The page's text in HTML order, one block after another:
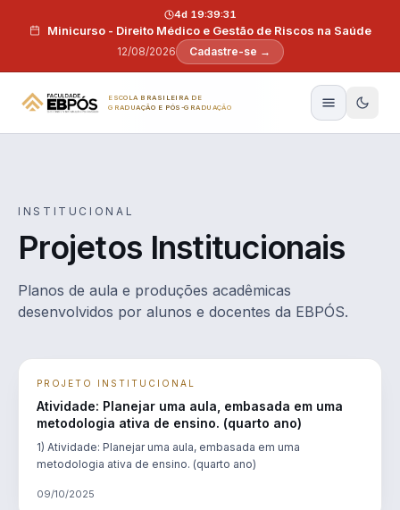
Minicurso - Direito Médico e Gestão de Riscos na Saúde
12/08/2026
4d 19:39:30
Cadastre-se →
ESCOLA BRASILEIRA DE
GRADUAÇÃO E PÓS-GRADUAÇÃO
INSTITUCIONAL
Projetos Institucionais
Planos de aula e produções acadêmicas
desenvolvidos por alunos e docentes da EBPÓS.
PROJETO INSTITUCIONAL
Atividade: Planejar uma aula, embasada em uma
metodologia ativa de ensino. (quarto ano)
1) Atividade: Planejar uma aula, embasada em uma
metodologia ativa de ensino. (quarto ano)
09/10/2025